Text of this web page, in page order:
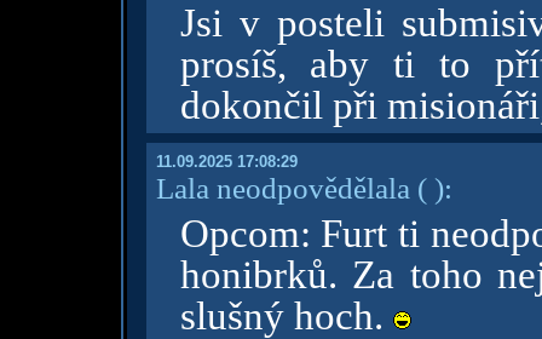
Jsi v posteli
prosíš, aby ti to
dokončil při
11.09.2025 17:08:29
Lala neodpovědělala ( ):
Opcom: Furt ti
honibrků. Za toho
slušný hoch.